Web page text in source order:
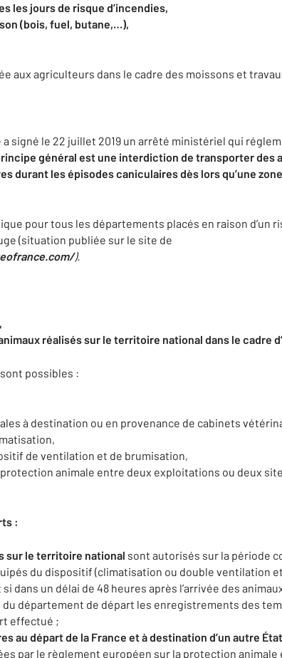
les jours de risque d’incendies,
(bois, fuel, butane,…),
aux agriculteurs dans le cadre des moissons et
a signé le 22 juillet 2019 un arrêté ministériel qui
général est une interdiction de transporter des
durant les épisodes caniculairesdès lors qu’une zone
pour tous les départements placés en raison d’un
(situation publiée sur le site de
).
réalisés sur le territoire national dans le cadre
possibles :
à destination ou en provenance de cabinets
de ventilation et de brumisation,
animale entre deux exploitations ou deux
:
sur le territoire national sont autorisés sur la période
du dispositif (climatisation ou double ventilation
dans un délai de 48 heures après l’arrivée des
département de départ les enregistrements des
effectué ;
au départ de la France et à destination d’un autre État
par le règlement européen sur la protection animale